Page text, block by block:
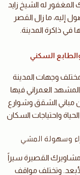
المغفور له الشيخ زايد
إليه، ما زال القصر
ذاكرة المدينة.
السكني
وجهات المدينة
العمراني فيها
مباني الشقق وشوارع
واحتياجات السكان
وسهولة المشي
القصيرة سيراً
الأبعد. وتختلف مواقف